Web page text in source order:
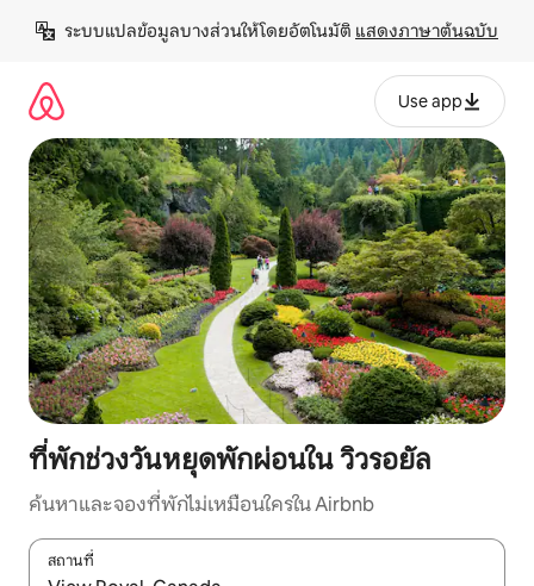
เนื้อหา
ระบบแปลข้อมูลบางส่วนให้โดยอัตโนมัติ แสดงภาษาต้นฉบับ
Use app
ที่พักช่วงวันหยุดพักผ่อนใน วิวรอยัล
ค้นหาและจองที่พักไม่เหมือนใครใน Airbnb
สถานที่